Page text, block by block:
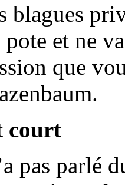
blagues
pote et ne
que
court
pas parlé